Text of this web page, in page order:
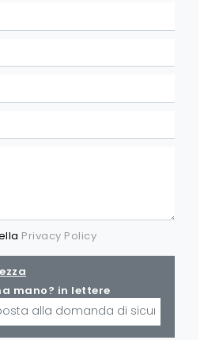
Privacy Policy
mano? in lettere